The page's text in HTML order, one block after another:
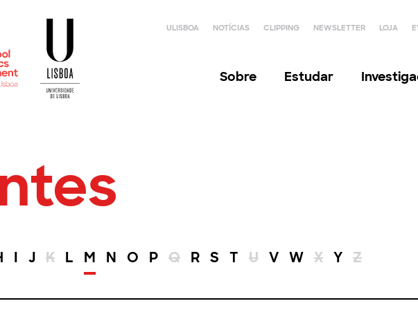
ULISBOA NOTÍCIAS CLIPPING NEWSLETTER LOJA
Sobre Estudar
I J K L M N O P Q R S T U V W X Y Z